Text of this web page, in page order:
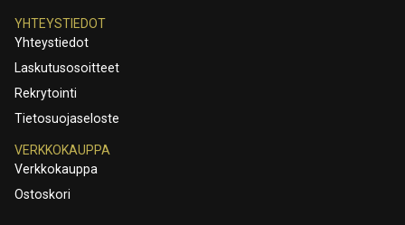
YHTEYSTIEDOT
Yhteystiedot
Laskutusosoitteet
Rekrytointi
Tietosuojaseloste
VERKKOKAUPPA
Verkkokauppa
Ostoskori